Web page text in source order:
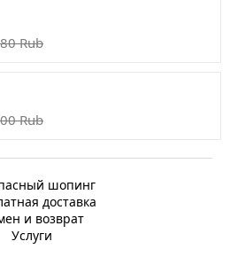
Rub
Rub
шопинг
доставка
и возврат
Услуги